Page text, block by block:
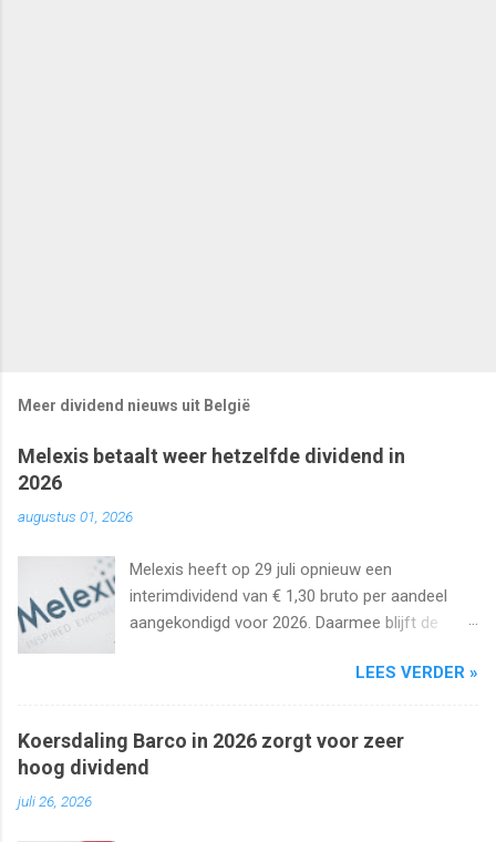
Meer dividend nieuws uit België
Melexis betaalt weer hetzelfde dividend in
2026
augustus 01, 2026
Melexis heeft op 29 juli opnieuw een
interimdividend van € 1,30 bruto per aandeel
aangekondigd voor 2026. Daarmee blijft de
LEES VERDER »
Koersdaling Barco in 2026 zorgt voor zeer
hoog dividend
juli 26, 2026